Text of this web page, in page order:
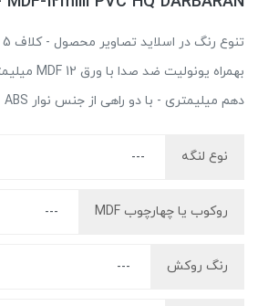
دهم میلیمتری - با دو راهی از جنس نوار ABS
نوع لنگه
روکوب یا چهارچوب MDF
رنگ روکش